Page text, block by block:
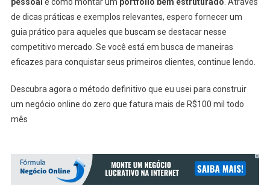
de dicas práticas e exemplos relevantes, espero fornecer um
guia prático para aqueles que buscam se destacar nesse
competitivo mercado. Se você está em busca de maneiras
eficazes para conquistar seus primeiros clientes, continue lendo.
Descubra agora o método definitivo que eu usei para construir
um negócio online do zero que fatura mais de R$100 mil todo
mês